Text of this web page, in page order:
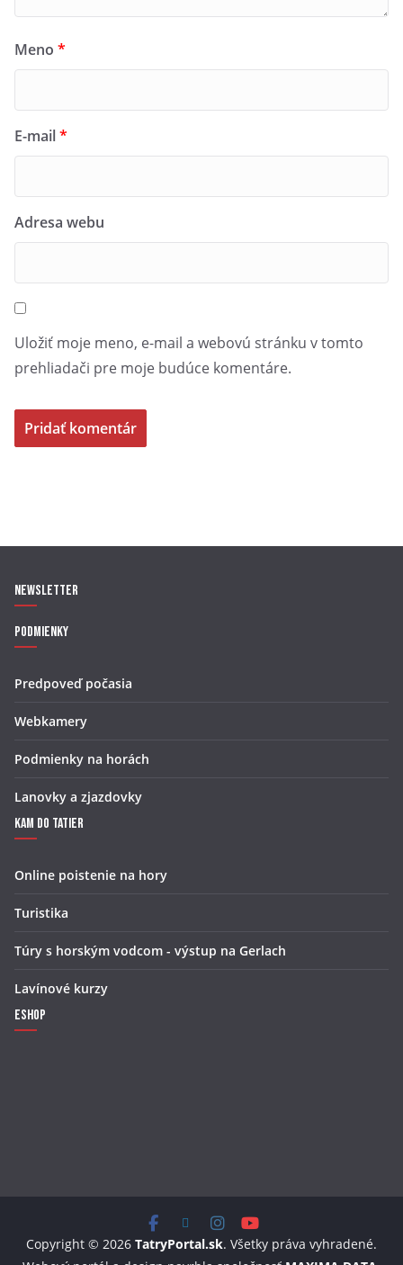
Meno *
E-mail*
Adresa webu
Uložiť moje meno, e-mail a webovú stránku v tomto
prehliadači pre moje budúce komentáre.
Newsletter
Podmienky
Predpoveď počasia
Webkamery
Podmienky na horách
Lanovky a zjazdovky
Kam do Tatier
Online poistenie na hory
Turistika
Túry s horským vodcom - výstup na Gerlach
Lavínové kurzy
Eshop
Copyright © 2026 TatryPortal.sk. Všetky práva vyhradené.